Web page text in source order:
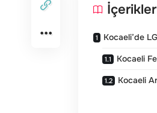
İçerikler
Kocaeli’de
Kocaeli
Kocaeli